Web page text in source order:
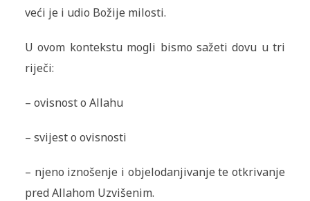
veći je i udio Božije milosti.
U ovom kontekstu mogli bismo sažeti dovu u tri
riječi:
– ovisnost o Allahu
– svijest o ovisnosti
– njeno iznošenje i objelodanjivanje te otkrivanje
pred Allahom Uzvišenim.